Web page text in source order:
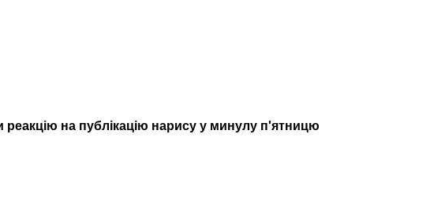
на публікацію нарису у минулу п'ятницю